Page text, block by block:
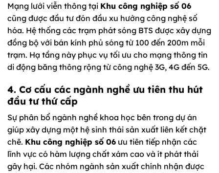
Mạng lưới viễn thông tại Khu công nghiệp số 06
cũng được đầu tư đón đầu xu hướng công nghệ số
hóa. Hệ thống các trạm phát sóng BTS được xây dựng
đồng bộ với bán kính phủ sóng từ 100 đến 200m mỗi
trạm. Hạ tầng này phục vụ tối ưu cho mạng thông tin
di động băng thông rộng từ công nghệ 3G, 4G đến 5G.
4. Cơ cấu các ngành nghề ưu tiên thu hút
đầu tư thứ cấp
Sự phân bổ ngành nghề khoa học bên trong dự án
giúp xây dựng một hệ sinh thái sản xuất liên kết chặt
chẽ. Khu công nghiệp số 06 ưu tiên tiếp nhận các
lĩnh vực có hàm lượng chất xám cao và ít phát thải
gây hại. Các nhóm ngành sản xuất chính nhận được